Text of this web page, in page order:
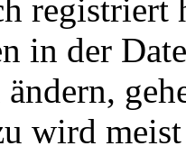
registriert
in der
wird